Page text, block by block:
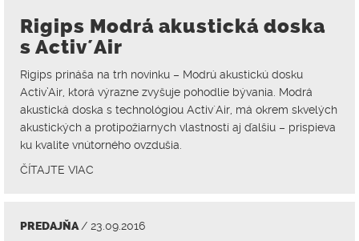
Rigips Modrá akustická doska
s Activ´Air
Rigips prináša na trh novinku – Modrú akustickú dosku
Activ’Air, ktorá výrazne zvyšuje pohodlie bývania. Modrá
akustická doska s technológiou Activ´Air, má okrem skvelých
akustických a protipožiarnych vlastností aj ďalšiu – prispieva
ku kvalite vnútorného ovzdušia.
ČÍTAJTE VIAC
PREDAJŇA/ 23.09.2016